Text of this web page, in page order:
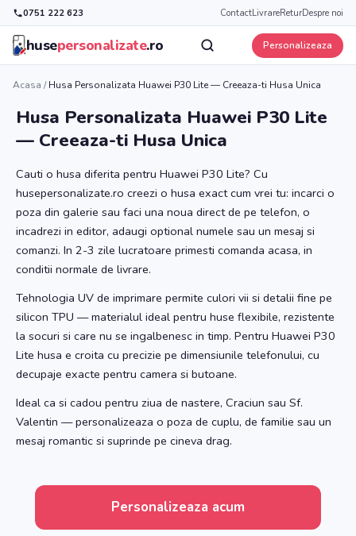
0751 222 623 ContactLivrareReturDespre noi
husepersonalizate.ro Personalizeaza
Acasa /Husa Personalizata Huawei P30 Lite — Creeaza-ti Husa Unica
Husa Personalizata Huawei P30 Lite
— Creeaza-ti Husa Unica
Cauti o husa diferita pentru Huawei P30 Lite? Cu
husepersonalizate.ro creezi o husa exact cum vrei tu: incarci o
poza din galerie sau faci una noua direct de pe telefon, o
incadrezi in editor, adaugi optional numele sau un mesaj si
comanzi. In 2-3 zile lucratoare primesti comanda acasa, in
conditii normale de livrare.
Tehnologia UV de imprimare permite culori vii si detalii fine pe
silicon TPU — materialul ideal pentru huse flexibile, rezistente
la socuri si care nu se ingalbenesc in timp. Pentru Huawei P30
Lite husa e croita cu precizie pe dimensiunile telefonului, cu
decupaje exacte pentru camera si butoane.
Ideal ca si cadou pentru ziua de nastere, Craciun sau Sf.
Valentin — personalizeaza o poza de cuplu, de familie sau un
mesaj romantic si suprinde pe cineva drag.
Personalizeaza acum